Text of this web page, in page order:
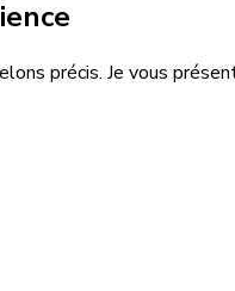
précis. Je vous